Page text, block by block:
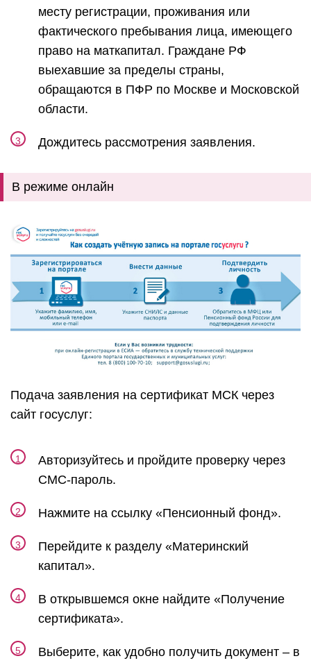
месту регистрации, проживания или
фактического пребывания лица, имеющего
право на маткапитал. Граждане РФ
выехавшие за пределы страны,
обращаются в ПФР по Москве и Московской
области.
Дождитесь рассмотрения заявления.
В режиме онлайн
Подача заявления на сертификат МСК через
сайт госуслуг:
Авторизуйтесь и пройдите проверку через
СМС-пароль.
Нажмите на ссылку «Пенсионный фонд».
Перейдите к разделу «Материнский
капитал».
В открывшемся окне найдите «Получение
сертификата».
Выберите, как удобно получить документ – в